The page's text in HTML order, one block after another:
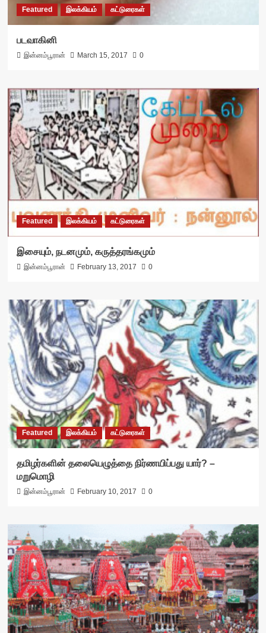
Featured இலக்கியம் கட்டுரைகள்
படவாகினி
இன்னம்பூரான் March 15, 2017 0
Featured இலக்கியம் கட்டுரைகள்
இசையும், நடனமும், கருத்தரங்கமும்
இன்னம்பூரான் February 13, 2017 0
Featured இலக்கியம் கட்டுரைகள்
தமிழர்களின் தலையெழுத்தை நிர்ணயிப்பது யார்? –
மறுமொழி
இன்னம்பூரான் February 10, 2017 0